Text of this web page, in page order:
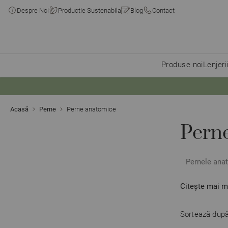
Despre Noi Productie Sustenabila Blog Contact
Produse noi
Acasă Perne Perne anatomice
Pernele
Citește mai
Sortează